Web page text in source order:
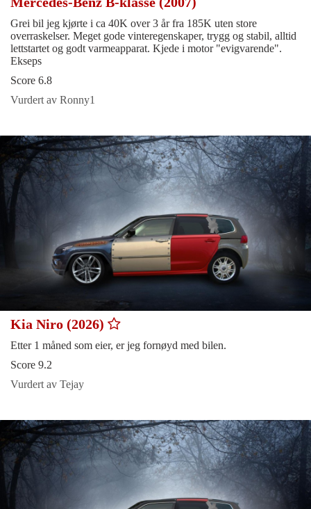
Grei bil jeg kjørte i ca 40K over 3 år fra 185K uten store
overraskelser. Meget gode vinteregenskaper, trygg og stabil, alltid
lettstartet og godt varmeapparat. Kjede i motor "evigvarende".
Ekseps
Score 6.8
Vurdert av Ronny1
Kia Niro (2026)
Etter 1 måned som eier, er jeg fornøyd med bilen.
Score 9.2
Vurdert av Tejay